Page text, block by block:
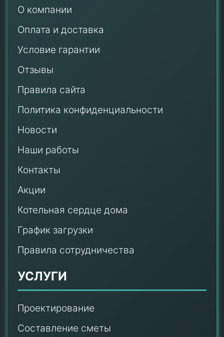
О компании
Оплата и доставка
Условие гарантии
Отзывы
Правила сайта
Политика конфиденциальности
Новости
Наши работы
Контакты
Акции
Котельная сердце дома
График загрузки
Правила сотрудничества
УСЛУГИ
Проектирование
Составление сметы